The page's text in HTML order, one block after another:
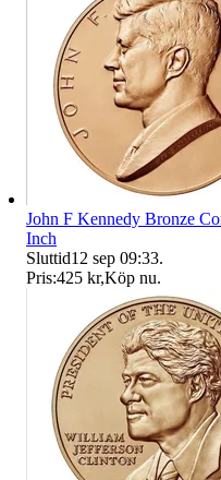
John F Kennedy Bronze
Inch
Sluttid12 sep 09:33.
Pris:425 kr,Köp nu.